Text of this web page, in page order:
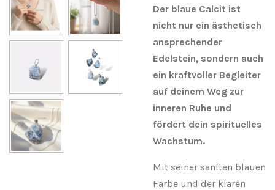
Der blaue Calcit ist
nicht nur ein ästhetisch
ansprechender
Edelstein, sondern auch
ein kraftvoller Begleiter
auf deinem Weg zur
inneren Ruhe und
fördert dein spirituelles
Wachstum.
Mit seiner sanften blauen
Farbe und der klaren